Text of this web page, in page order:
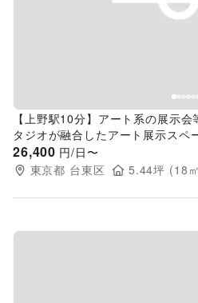
Previous slide
【上野駅10分】アート系の展示
タジオが融合したアート展示スペ
26,400 円/日〜
東京都 台東区 5.44坪 (18